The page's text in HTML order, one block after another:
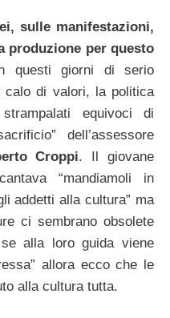
sulle manifestazioni,
produzione per questo
questi giorni di serio
calo di valori, la politica
equivoci di
dell’assessore
Croppi. Il giovane
“mandiamoli in
addetti alla cultura” ma
ci sembrano obsolete
alla loro guida viene
allora ecco che le
alla cultura tutta.